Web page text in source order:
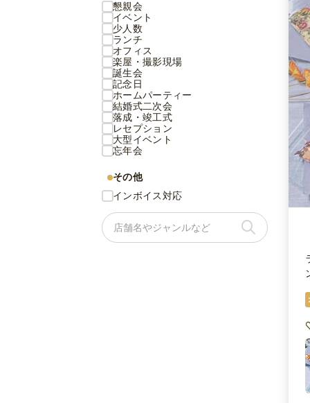
懇親会
イベント
少人数
ランチ
オフィス
楽屋・撮影現場
誕生会
記念日
ホームパーティー
結婚式二次会
落成・竣工式
レセプション
大型イベント
忘年会
その他
インボイス対応